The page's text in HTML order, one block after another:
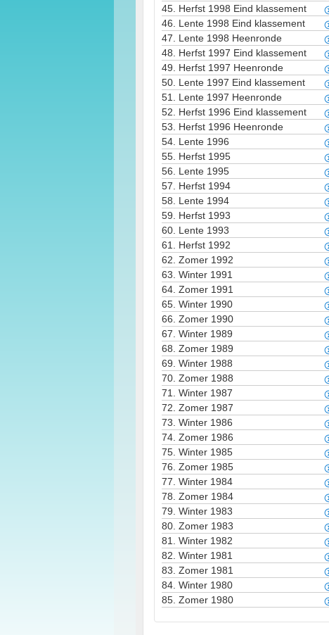
45. Herfst 1998 Eind klassement
46. Lente 1998 Eind klassement
47. Lente 1998 Heenronde
48. Herfst 1997 Eind klassement
49. Herfst 1997 Heenronde
50. Lente 1997 Eind klassement
51. Lente 1997 Heenronde
52. Herfst 1996 Eind klassement
53. Herfst 1996 Heenronde
54. Lente 1996
55. Herfst 1995
56. Lente 1995
57. Herfst 1994
58. Lente 1994
59. Herfst 1993
60. Lente 1993
61. Herfst 1992
62. Zomer 1992
63. Winter 1991
64. Zomer 1991
65. Winter 1990
66. Zomer 1990
67. Winter 1989
68. Zomer 1989
69. Winter 1988
70. Zomer 1988
71. Winter 1987
72. Zomer 1987
73. Winter 1986
74. Zomer 1986
75. Winter 1985
76. Zomer 1985
77. Winter 1984
78. Zomer 1984
79. Winter 1983
80. Zomer 1983
81. Winter 1982
82. Winter 1981
83. Zomer 1981
84. Winter 1980
85. Zomer 1980